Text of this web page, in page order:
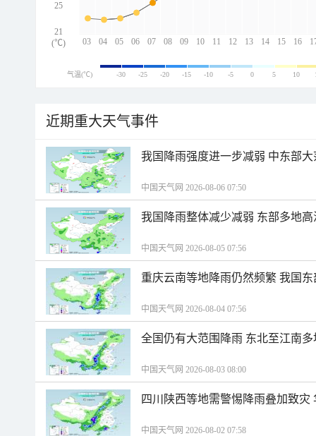
03 04 05 06 07 08 09 10 11 12 13 14 15 16
25
21
(℃)
气温(℃) -30 -25 -20 -15 -10 -5 0 5 10
近期重大天气事件
我国降雨强度进一步减弱 中东部
中国天气网 2026-08-06 07:50
我国降雨整体减少减弱 东部多地
中国天气网 2026-08-05 07:56
重庆云南等地降雨仍然频繁 我国
中国天气网 2026-08-04 07:56
全国仍有大范围降雨 东北至江南
中国天气网 2026-08-03 08:00
四川陕西等地需警惕降雨叠加致
中国天气网 2026-08-02 07:58